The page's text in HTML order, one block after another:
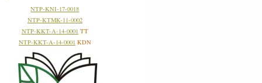
NTP-KNI-17-0018
NTP-KTMK-11-0002
NTP-KKT-A-14-0001 TT
NTP-KKT-A-14-0001 KDN